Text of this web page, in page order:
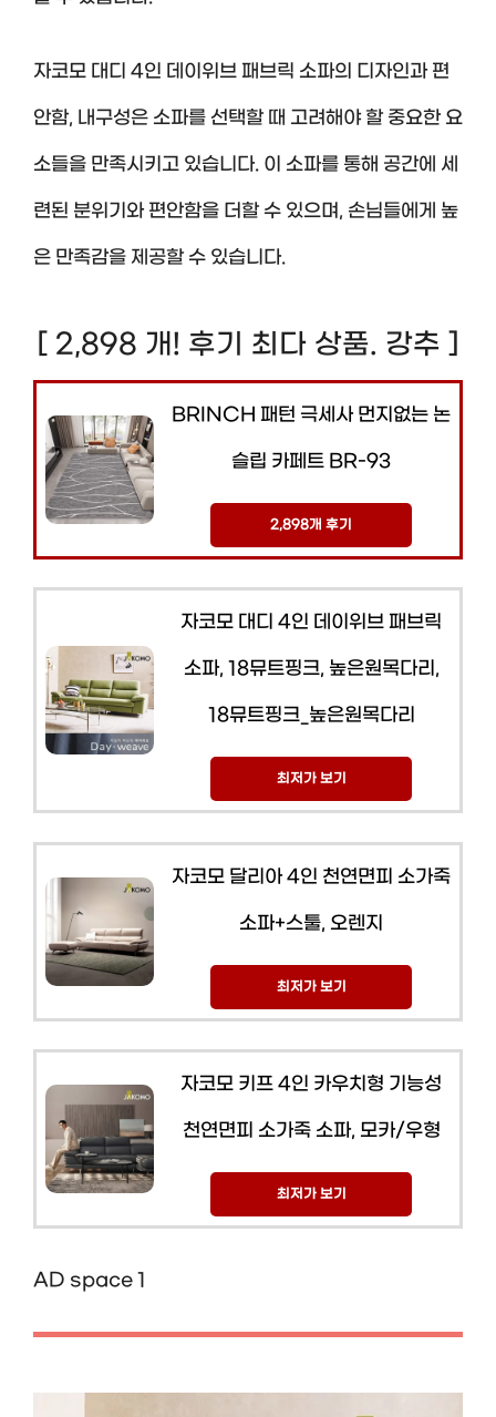
자코모 대디 4인 데이위브 패브릭 소파의 디자인과 편
안함, 내구성은 소파를 선택할 때 고려해야 할 중요한 요
소들을 만족시키고 있습니다. 이 소파를 통해 공간에 세
련된 분위기와 편안함을 더할 수 있으며, 손님들에게 높
은 만족감을 제공할 수 있습니다.
[ 2,898 개! 후기 최다 상품. 강추 ]
BRINCH 패턴 극세사 먼지없는 논
슬립 카페트 BR-93
2,898개 후기
자코모 대디 4인 데이위브 패브릭
소파, 18뮤트핑크, 높은원목다리,
18뮤트핑크_높은원목다리
최저가 보기
자코모 달리아 4인 천연면피 소가죽
소파+스툴, 오렌지
최저가 보기
자코모 키프 4인 카우치형 기능성
천연면피 소가죽 소파, 모카/우형
최저가 보기
AD space 1